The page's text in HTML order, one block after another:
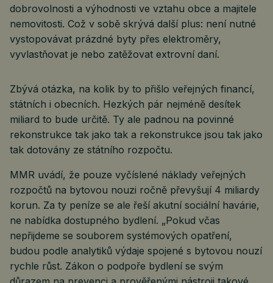
dobrovolnosti a výhodnosti ve vztahu obce a majitele
nemovitosti. Což v sobě skrývá další plus: není nutné
vystopovávat prázdné byty přes elektroměry,
vyvlastňovat je nebo zatěžovat extrovní daní.
Zbývá otázka, na kolik by to přišlo veřejných financí,
státních i obecních. Hezkých pár nejméně desítek
miliard to bude určitě. Ty ale padnou na povinné
rekonstrukce tak jako tak a rekonstrukce jsou tak jako
tak dotovány ze státního rozpočtu.
MMR uvádí, že pouze vyčíslené náklady veřejných
rozpočtů na bytovou nouzi ročně převyšují 4 miliardy
korun. Za ty peníze se ale řeší akutní sociální havárie,
ne nabídka dostupného bydlení. „Pokud včas
nepřijdeme se souborem systémových opatření,
budou podle analytiků výdaje spojené s bytovou nouzí
rychle růst. Zákon o podpoře bydlení se svým